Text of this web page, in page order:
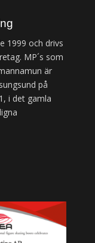
1999 och drivs
MP´s som
är
på
i det gamla